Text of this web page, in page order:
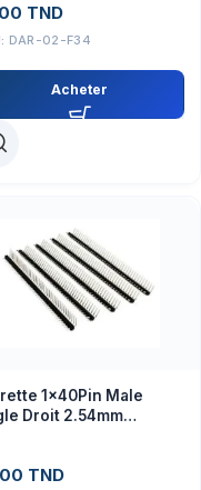
TND
DAR-02-F34
Acheter
1x40Pin Male
Droit 2.54mm
TND